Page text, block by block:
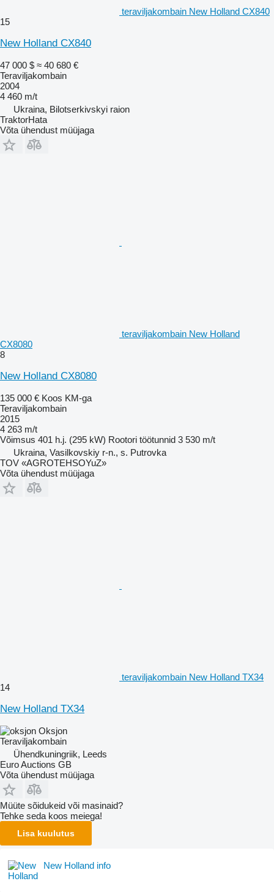
teraviljakombain New Holland CX840
15
New Holland CX840
47 000 $ ≈ 40 680 €
Teraviljakombain
2004
4 460 m/t
Ukraina, Bilotserkivskyi raion
TraktorHata
Võta ühendust müüjaga
teraviljakombain New Holland
CX8080
8
New Holland CX8080
135 000 € Koos KM-ga
Teraviljakombain
2015
4 263 m/t
Võimsus 401 h.j. (295 kW) Rootori töötunnid 3 530 m/t
Ukraina, Vasilkovskiy r-n., s. Putrovka
TOV «AGROTEHSOYuZ»
Võta ühendust müüjaga
teraviljakombain New Holland TX34
14
New Holland TX34
Oksjon
Teraviljakombain
Ühendkuningriik, Leeds
Euro Auctions GB
Võta ühendust müüjaga
Müüte sõidukeid või masinaid?
Tehke seda koos meiega!
Lisa kuulutus
New Holland info